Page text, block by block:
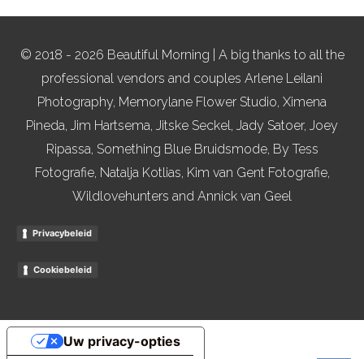
© 2018 - 2026 Beautiful Morning | A big thanks to all the
professional vendors and couples Arlene Leilani
Photography, Memorylane Flower Studio, Ximena
Pineda, Jim Hartsema, Jitske Seckel, Jady Satoer, Joey
Ripassa, Something Blue Bruidsmode, By Tess
Fotografie, Natalja Kotlias, Kim van Gent Fotografie,
Wildlovehunters and Annick van Geel
Privacybeleid
Cookiebeleid
Uw privacy-opties